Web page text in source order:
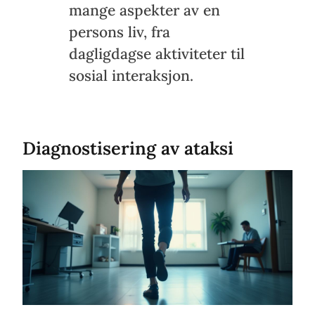
mange aspekter av en
persons liv, fra
dagligdagse aktiviteter til
sosial interaksjon.
Diagnostisering av ataksi